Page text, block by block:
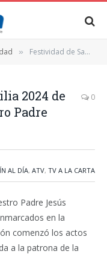
» Festividad de Santa Cecilia 2024 de la Hermandad de Nuestro Padre Jesús Nazareno
2024 de
Padre
0
AL DÍA, ATV, TV A LA CARTA
Padre Jesús
en la
comenzó los actos
a la patrona de la